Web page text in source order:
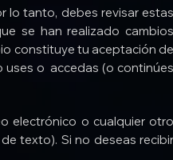
lo tanto, debes revisar estas
se han realizado cambios
constituye tu aceptación de
uses o accedas (o continúes
electrónico o cualquier otro
texto). Si no deseas